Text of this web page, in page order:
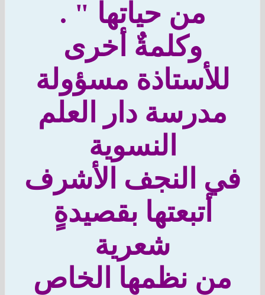
من حياتها " .
وكلمةٌ أخرى
للأستاذة مسؤولة
مدرسة دار العلم
النسوية
النجف الأشرف
أتبعتها بقصيدةٍ
شعرية
نظمها الخاص